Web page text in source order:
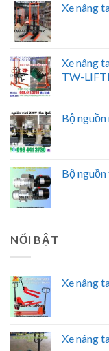
Xe nâng
Xe nâng
TW-
Bộ
Bộ
NỔI BẬT
Xe nâng
Xe nâng